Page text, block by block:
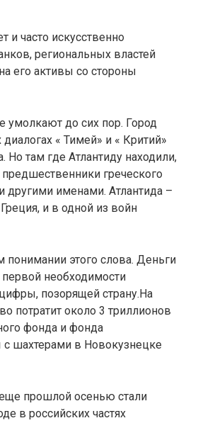
и часто искусственно
региональных властей
его активы со стороны
умолкают до сих пор. Город
« Тимей» и « Критий»
там где Атлантиду находили,
греческого
другими именами. Атлантида –
и в одной из войн
этого слова. Деньги
необходимости
позорящей страну.На
потратит около 3 триллионов
фонда и фонда
с шахтерами в Новокузнецке
прошлой осенью стали
в российских частях